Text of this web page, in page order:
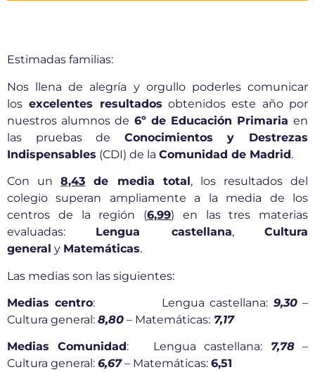
Estimadas familias:
Nos llena de alegría y orgullo poderles comunicar
los excelentes resultados obtenidos este año por
nuestros alumnos de 6º de Educación Primaria en
las pruebas de Conocimientos y Destrezas
Indispensables (CDI) de la Comunidad de Madrid.
Con un8,43 de media total, los resultados del
colegio superan ampliamente a la media de los
centros de la región (6,99) en las tres materias
evaluadas: Lengua castellana,Cultura
general y Matemáticas.
Las medias son las siguientes:
Medias centro: Lengua castellana: 9,30–
Cultura general: 8,80 – Matemáticas: 7,17
Medias Comunidad: Lengua castellana: 7,78–
Cultura general: 6,67– Matemáticas: 6,51